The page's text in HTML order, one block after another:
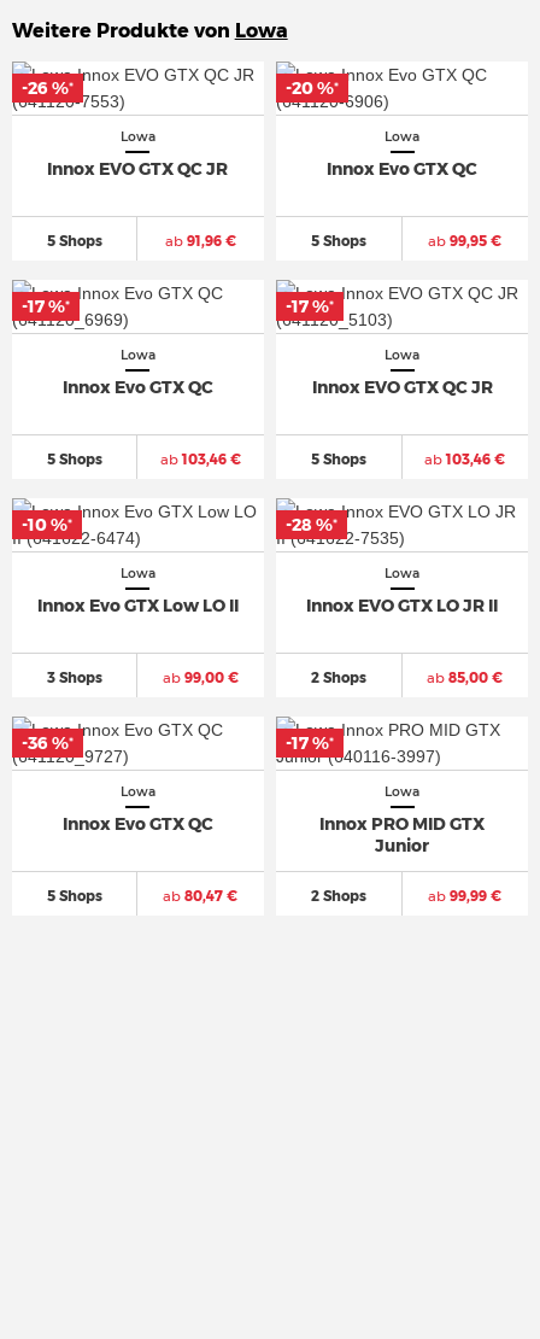
Weitere Produkte von Lowa
Lowa
Innox EVO GTX QC JR
5 Shops ab91,96 €
-26 %*
-26 %*
Lowa
Innox Evo GTX QC
5 Shops ab 99,95 €
-20 %*
-20 %*
Lowa
Innox Evo GTX QC
5 Shops ab103,46 €
-17 %*
-17 %*
Lowa
Innox EVO GTX QC JR
5 Shops ab103,46 €
-17 %*
-17 %*
Lowa
Innox Evo GTX Low LO II
3 Shops ab99,00 €
-10 %*
-10 %*
Lowa
Innox EVO GTX LO JR II
2 Shops ab 85,00 €
-28 %*
-28 %*
Lowa
Innox Evo GTX QC
5 Shops ab 80,47 €
-36 %*
-36 %*
Lowa
Innox PRO MID GTX
Junior
2 Shops ab 99,99 €
-17 %*
-17 %*